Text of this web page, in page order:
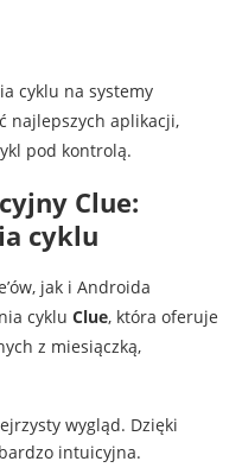
cyklu na systemy
najlepszych aplikacji,
pod kontrolą.
Clue:
cyklu
jak i Androida
cyklu Clue, która oferuje
z miesiączką,
wygląd. Dzięki
intuicyjna.